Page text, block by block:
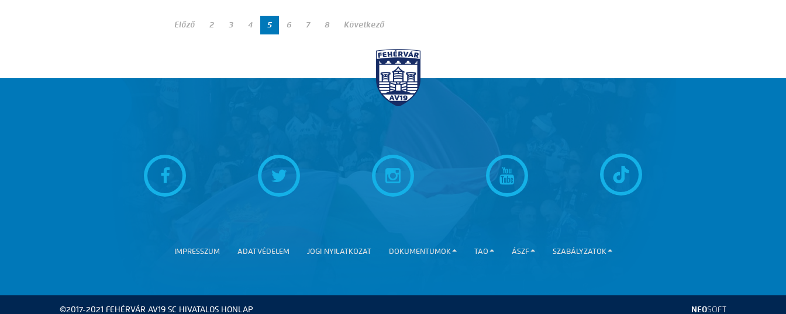
Előző 2 3 4 5 6 7 8 Következő
IMPRESSZUM ADATVÉDELEM JOGI NYILATKOZAT DOKUMENTUMOK TAO ÁSZF SZABÁLYZATOK
©2017-2021 FEHÉRVÁR AV19 SC HIVATALOS HONLAP NEOSOFT